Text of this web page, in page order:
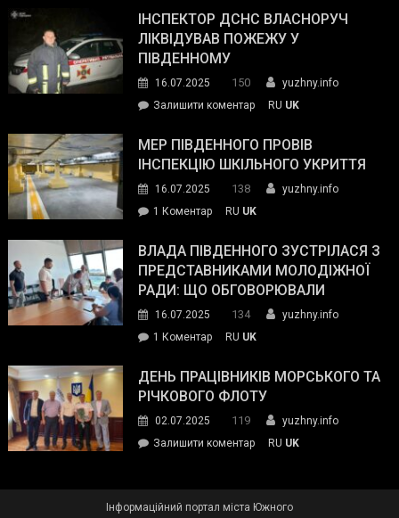
провів
нараду
силових
та
органів:
«Наш
спільний
окупанти.
Маємо
діяти
команда
ІНСПЕКТОР ДСНС ВЛАСНОРУЧ
ЛІКВІДУВАВ ПОЖЕЖУ У
ПІВДЕННОМУ
16.07.2025 150
yuzhny.info
Залишити коментарon
ДСНС
власноруч
пожежу
у
RU UK
МЕР ПІВДЕННОГО ПРОВІВ
ІНСПЕКЦІЮ ШКІЛЬНОГО УКРИТТЯ
16.07.2025 138
yuzhny.info
1 Коментардо
Південного
провів
інспекцію
укриття
RU UK
ВЛАДА ПІВДЕННОГО ЗУСТРІЛАСЯ З
ПРЕДСТАВНИКАМИ МОЛОДІЖНОЇ
РАДИ: ЩО ОБГОВОРЮВАЛИ
16.07.2025 134
yuzhny.info
1 Коментардо
Південного
зустрілася
представниками
молодіжної
обговорювали
RU UK
ДЕНЬ ПРАЦІВНИКІВ МОРСЬКОГО ТА
РІЧКОВОГО ФЛОТУ
02.07.2025 119
yuzhny.info
Залишити коментарon
RU UK
Інформаційний портал міста Южного